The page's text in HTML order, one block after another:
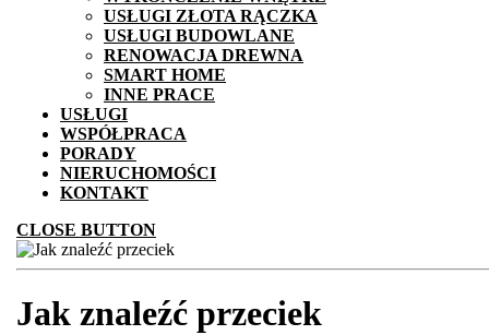
USŁUGI ZŁOTA RĄCZKA
USŁUGI BUDOWLANE
RENOWACJA DREWNA
SMART HOME
INNE PRACE
USŁUGI
WSPÓŁPRACA
PORADY
NIERUCHOMOŚCI
KONTAKT
CLOSE BUTTON
Jak znaleźć przeciek